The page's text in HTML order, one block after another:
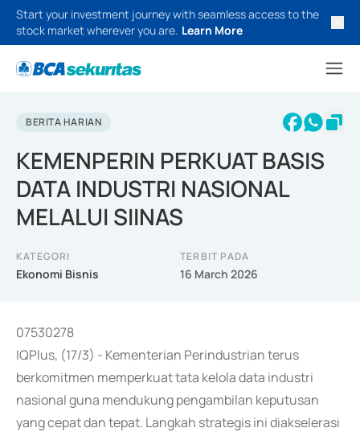
Start your investment journey with seamless access to the
stock market wherever you are. Learn More
BERITA HARIAN
KEMENPERIN PERKUAT BASIS
DATA INDUSTRI NASIONAL
MELALUI SIINAS
KATEGORI
Ekonomi Bisnis
TERBIT PADA
16 March 2026
07530278
IQPlus, (17/3) - Kementerian Perindustrian terus
berkomitmen memperkuat tata kelola data industri
nasional guna mendukung pengambilan keputusan
yang cepat dan tepat. Langkah strategis ini diakselerasi